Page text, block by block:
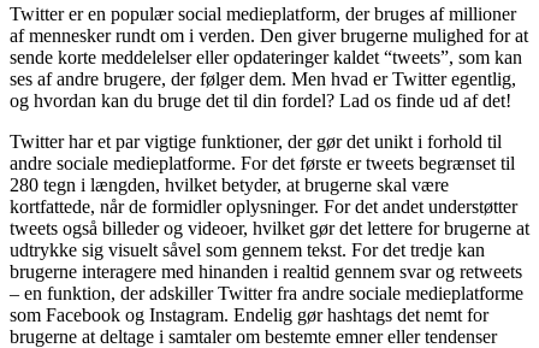
Twitter er en populær social medieplatform, der bruges af millioner
af mennesker rundt om i verden. Den giver brugerne mulighed for at
sende korte meddelelser eller opdateringer kaldet “tweets”, som kan
ses af andre brugere, der følger dem. Men hvad er Twitter egentlig,
og hvordan kan du bruge det til din fordel? Lad os finde ud af det!
Twitter har et par vigtige funktioner, der gør det unikt i forhold til
andre sociale medieplatforme. For det første er tweets begrænset til
280 tegn i længden, hvilket betyder, at brugerne skal være
kortfattede, når de formidler oplysninger. For det andet understøtter
tweets også billeder og videoer, hvilket gør det lettere for brugerne at
udtrykke sig visuelt såvel som gennem tekst. For det tredje kan
brugerne interagere med hinanden i realtid gennem svar og retweets
– en funktion, der adskiller Twitter fra andre sociale medieplatforme
som Facebook og Instagram. Endelig gør hashtags det nemt for
brugerne at deltage i samtaler om bestemte emner eller tendenser